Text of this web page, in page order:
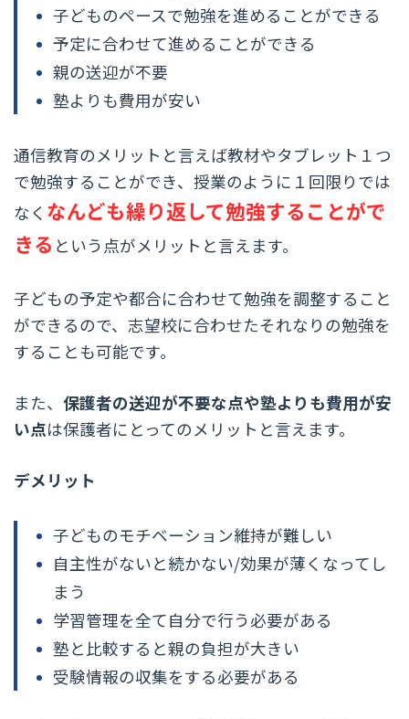
子どものペースで勉強を進めることができる
予定に合わせて進めることができる
親の送迎が不要
塾よりも費用が安い
通信教育のメリットと言えば教材やタブレット１つ
で勉強することができ、授業のように１回限りでは
なく なんども繰り返して勉強することがで
きる という点がメリットと言えます。
子どもの予定や都合に合わせて勉強を調整すること
ができるので、志望校に合わせたそれなりの勉強を
することも可能です。
また、 保護者の送迎が不要な点や塾よりも費用が安
い点は保護者にとってのメリットと言えます。
デメリット
子どものモチベーション維持が難しい
自主性がないと続かない/効果が薄くなってし
まう
学習管理を全て自分で行う必要がある
塾と比較すると親の負担が大きい
受験情報の収集をする必要がある